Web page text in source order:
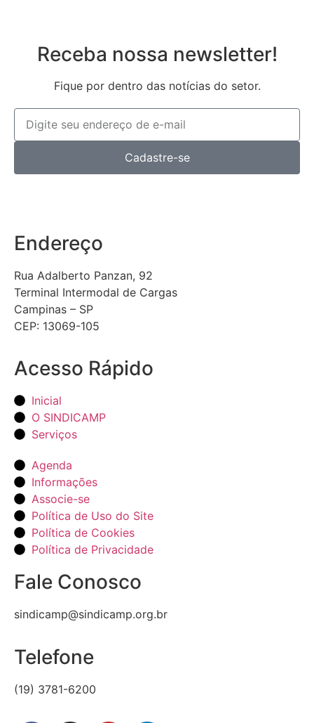
Receba nossa newsletter!
Fique por dentro das notícias do setor.
Cadastre-se
Endereço
Rua Adalberto Panzan, 92
Terminal Intermodal de Cargas
Campinas – SP
CEP: 13069-105
Acesso Rápido
Inicial
O SINDICAMP
Serviços
Agenda
Informações
Associe-se
Política de Uso do Site
Política de Cookies
Política de Privacidade
Fale Conosco
sindicamp@sindicamp.org.br
Telefone
(19) 3781-6200